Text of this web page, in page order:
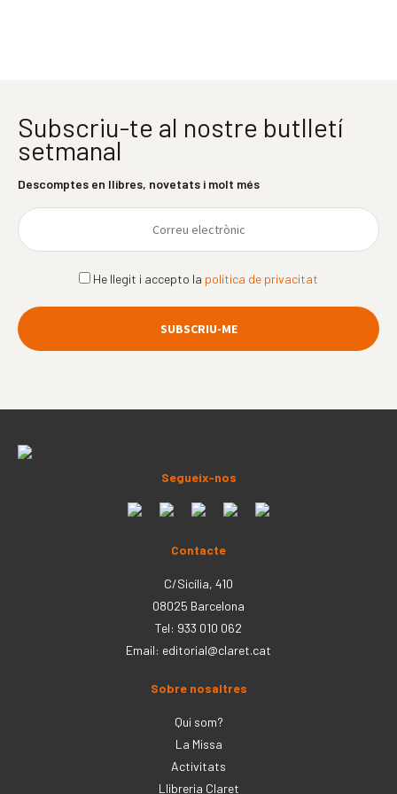
Subscriu-te al nostre butlletí
setmanal
Descomptes en llibres, novetats i molt més
He llegit i accepto la política de privacitat
Segueix-nos
Contacte
C/Sicília, 410
08025 Barcelona
Tel: 933 010 062
Email: editorial@claret.cat
Sobre nosaltres
Qui som?
La Missa
Activitats
Llibreria Claret